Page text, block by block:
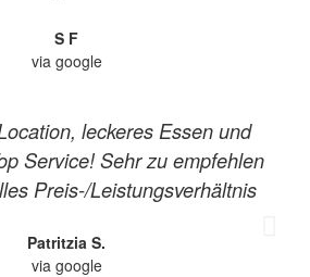
S F
via google
leckeres Essen und
Service! Sehr zu empfehlen
Preis-/Leistungsverhältnis
Patritzia S.
via google